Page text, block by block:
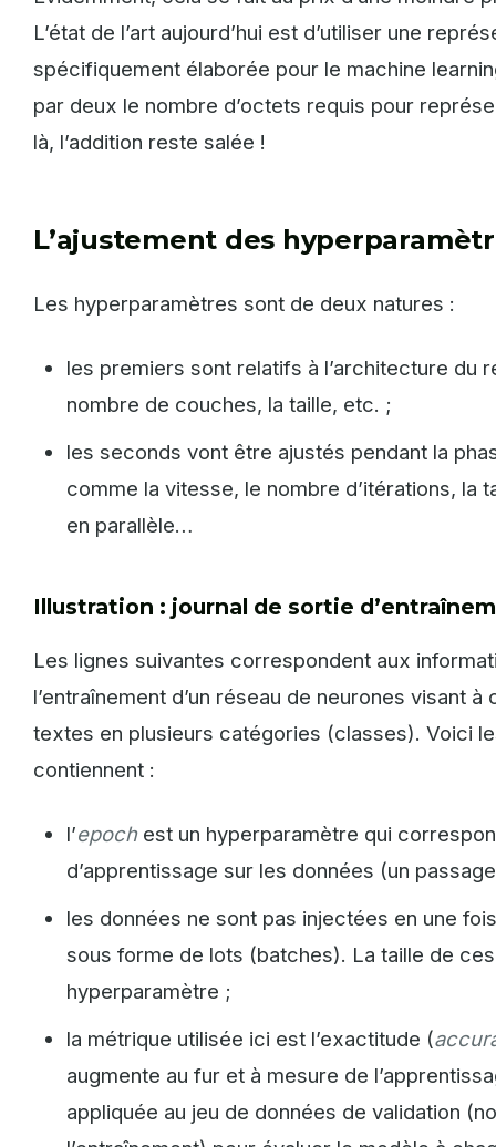
L’état de l’art aujourd’hui est d’utiliser une
spécifiquement élaborée pour le machine
par deux le nombre d’octets requis pour
là, l’addition reste salée !
L’ajustement des
Les hyperparamètres sont de deux natures :
les premiers sont relatifs à l’architecture du
nombre de couches, la taille, etc. ;
les seconds vont être ajustés pendant la
comme la vitesse, le nombre d’itérations, la
en parallèle…
Illustration : journal de sortie
Les lignes suivantes correspondent aux
l’entraînement d’un réseau de neurones visant
textes en plusieurs catégories (classes). Voici
contiennent :
l’epochest un hyperparamètre qui
d’apprentissage sur les données (un
les données ne sont pas injectées en une
sous forme de lots (batches). La taille de
hyperparamètre ;
la métrique utilisée ici est l’exactitude (
augmente au fur et à mesure de
appliquée au jeu de données de validation